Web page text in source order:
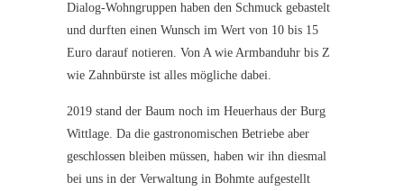
Dialog-Wohngruppen haben den Schmuck gebastelt
und durften einen Wunsch im Wert von 10 bis 15
Euro darauf notieren. Von A wie Armbanduhr bis Z
wie Zahnbürste ist alles mögliche dabei.
2019 stand der Baum noch im Heuerhaus der Burg
Wittlage. Da die gastronomischen Betriebe aber
geschlossen bleiben müssen, haben wir ihn diesmal
bei uns in der Verwaltung in Bohmte aufgestellt